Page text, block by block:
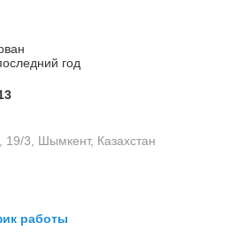
год
19/3, Шымкент, Казахстан
работы